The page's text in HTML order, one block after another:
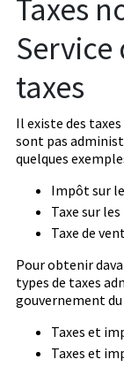
Taxes
Service
taxes
Il existe des
sont pas
quelques
Impôt sur
Taxe sur
Taxe de
Pour obtenir
types de taxes
gouvernement du
Taxes et
Taxes et